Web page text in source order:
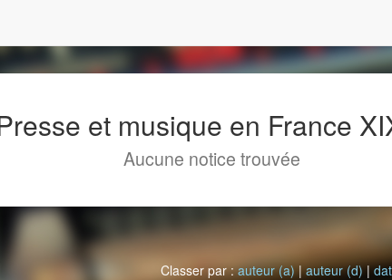
et musique en France
Aucune notice trouvée
Classer par :auteur (a)|auteur (d)|